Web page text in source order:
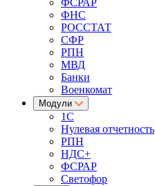
ФСРАР
ФНС
РОССТАТ
СФР
РПН
МВД
Банки
Военкомат
Модули
1С
Нулевая отчетность
РПН
НДС+
ФСРАР
Светофор